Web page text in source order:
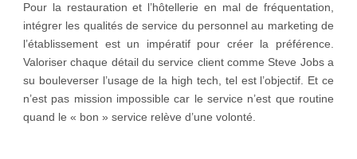
Pour la restauration et l’hôtellerie en mal de fréquentation,
intégrer les qualités de service du personnel au marketing de
l’établissement est un impératif pour créer la préférence.
Valoriser chaque détail du service client comme Steve Jobs a
su bouleverser l’usage de la high tech, tel est l’objectif. Et ce
n’est pas mission impossible car le service n’est que routine
quand le « bon » service relève d’une volonté.